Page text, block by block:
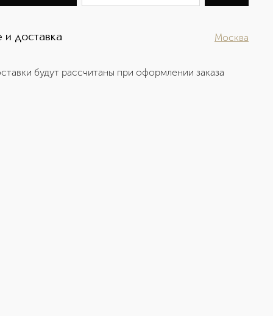
и доставка Москва
будут рассчитаны при оформлении заказа